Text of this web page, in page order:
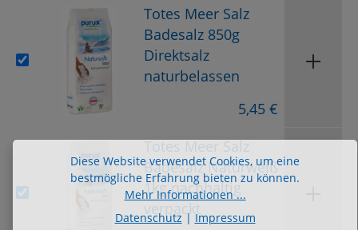
Totes Meer Salz
Badesalz 850g
Direktsalz
naturbelassen
5,45 €
Totes Meer Salz
Badesalz Naturweiß
1kg nachhaltig
verpackt
Diese Website verwendet Cookies, um eine
bestmögliche Erfahrung bieten zu können.
Mehr Informationen ...
Datenschutz|Impressum